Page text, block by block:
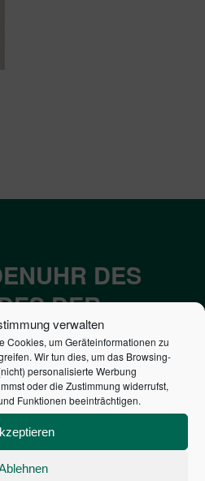
verwalten
Cookies, um Geräteinformationen zu
Wir tun dies, um das Browsing-
personalisierte Werbung
oder die Zustimmung widerrufst,
Funktionen beeinträchtigen.
DES
DER
€
SEKUNDE